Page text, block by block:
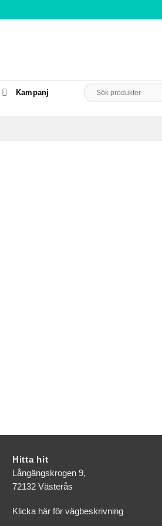
Kampanj
Sök
efter:
Hitta hit
Långängskrogen 9,
72132 Västerås
Klicka här för vägbeskrivning